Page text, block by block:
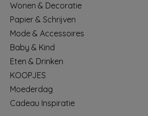
Wonen & Decoratie
Papier & Schrijven
Mode & Accessoires
Baby & Kind
Eten & Drinken
KOOPJES
Moederdag
Cadeau Inspiratie